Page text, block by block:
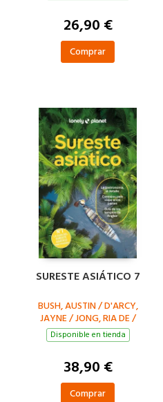
26,90 €
Comprar
SURESTE ASIÁTICO 7
BUSH, AUSTIN / D'ARCY,
JAYNE / JONG, RIA DE /
EIMER, DAVID / EVELEIGH,
MARK / FERRARESE,
MICHAEL / HARDING,
PAUL / RAY, NICK / REID,
Disponible en tienda
38,90 €
Comprar